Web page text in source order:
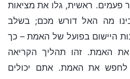
פעמים. ראשית, גלו את מציאות
מה האל דורש מכם; בשלב
היישום בפועל של האמת – כך
האמת. זהו תהליך הקריאה
את האמת. אתם יכולים